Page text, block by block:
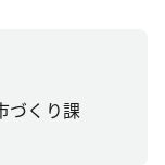
づくり課